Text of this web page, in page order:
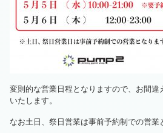
変則的な営業日程となりますので、お間
いたします。
なお土日、祭日営業は事前予約制での営業